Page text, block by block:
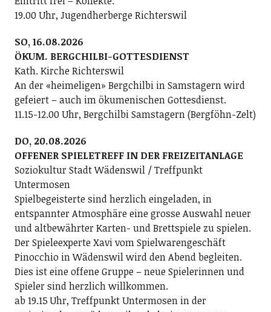
19.00 Uhr, Jugendherberge Richterswil
SO, 16.08.2026
ÖKUM. BERGCHILBI-GOTTESDIENST
Kath. Kirche Richterswil
An der «heimeligen» Bergchilbi in Samstagern wird
gefeiert – auch im ökumenischen Gottesdienst.
11.15-12.00 Uhr, Bergchilbi Samstagern (Bergföhn-Zelt)
DO, 20.08.2026
OFFENER SPIELETREFF IN DER FREIZEITANLAGE
Soziokultur Stadt Wädenswil / Treffpunkt
Untermosen
Spielbegeisterte sind herzlich eingeladen, in
entspannter Atmosphäre eine grosse Auswahl neuer
und altbewährter Karten- und Brettspiele zu spielen.
Der Spieleexperte Xavi vom Spielwarengeschäft
Pinocchio in Wädenswil wird den Abend begleiten.
Dies ist eine offene Gruppe – neue Spielerinnen und
Spieler sind herzlich willkommen.
ab 19.15 Uhr, Treffpunkt Untermosen in der